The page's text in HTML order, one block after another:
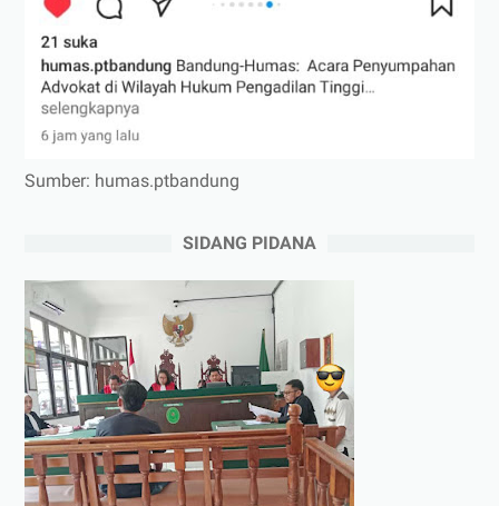
Sumber: humas.ptbandung
SIDANG PIDANA